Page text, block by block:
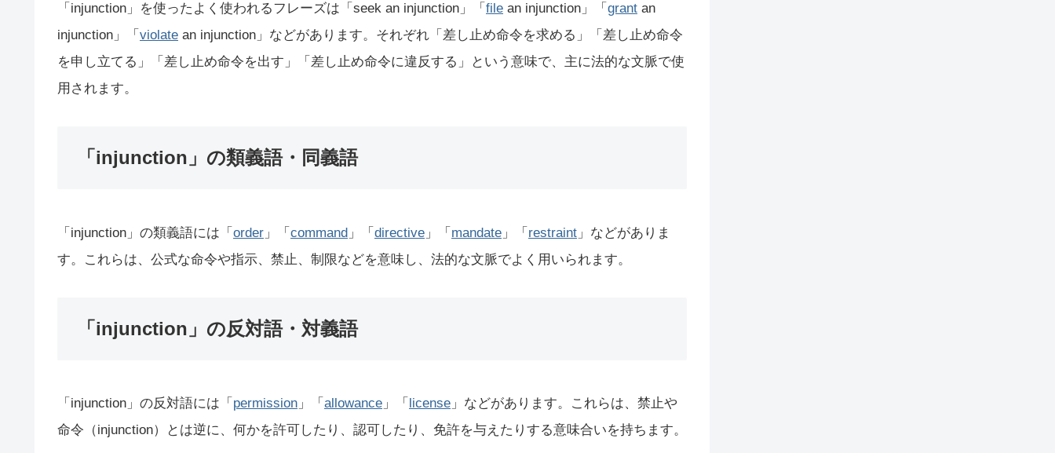
「injunction」を使ったよく使われるフレーズは「seek an injunction」「 file an injunction」「 grant an
injunction」「 violate an injunction」などがあります。それぞれ「差し止め命令を求める」「差し止め命令
を申し立てる」「差し止め命令を出す」「差し止め命令に違反する」という意味で、主に法的な文脈で使
用されます。
「injunction」の類義語・同義語
「injunction」の類義語には「 order 」「 command 」「 directive 」「 mandate 」「 restraint 」などがありま
す。これらは、公式な命令や指示、禁止、制限などを意味し、法的な文脈でよく用いられます。
「injunction」の反対語・対義語
「injunction」の反対語には「 permission 」「 allowance 」「 license 」などがあります。これらは、禁止や
命令（injunction）とは逆に、何かを許可したり、認可したり、免許を与えたりする意味合いを持ちます。